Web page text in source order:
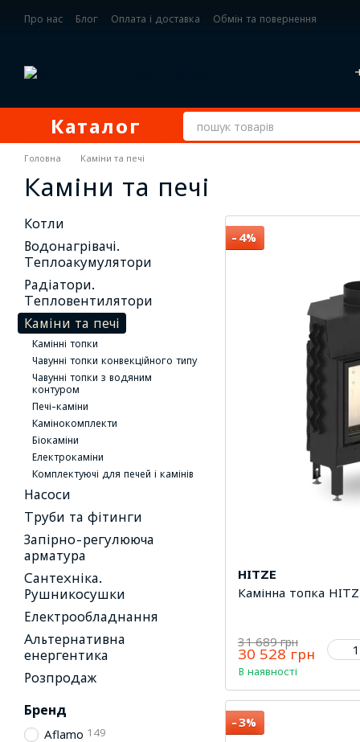
Про нас Блог Оплата і доставка
Обмін та повернення
Каталог
Головна Каміни та печі
Каміни та печі
−4%
HITZE
Камінна топка
31 689 грн
30 528 грн
В наявності
−3%
Котли
Водонагрівачі.
Теплоакумулятори
Радіатори.
Тепловентилятори
Каміни та печі
Камінні топки
Чавунні топки конвекційного типу
Чавунні топки з водяним
контуром
Печі-каміни
Камінокомплекти
Біокаміни
Електрокаміни
Комплектуючі для печей і камінів
Насоси
Труби та фітинги
Запірно-регулююча
арматура
Сантехніка.
Рушникосушки
Електрообладнання
Альтернативна
енергентика
Розпродаж
Бренд
Aflamo 149